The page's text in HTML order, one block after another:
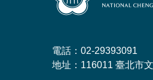
電話：02-29393091
地址：116011 臺北市